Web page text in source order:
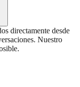
directamente desde
Nuestro